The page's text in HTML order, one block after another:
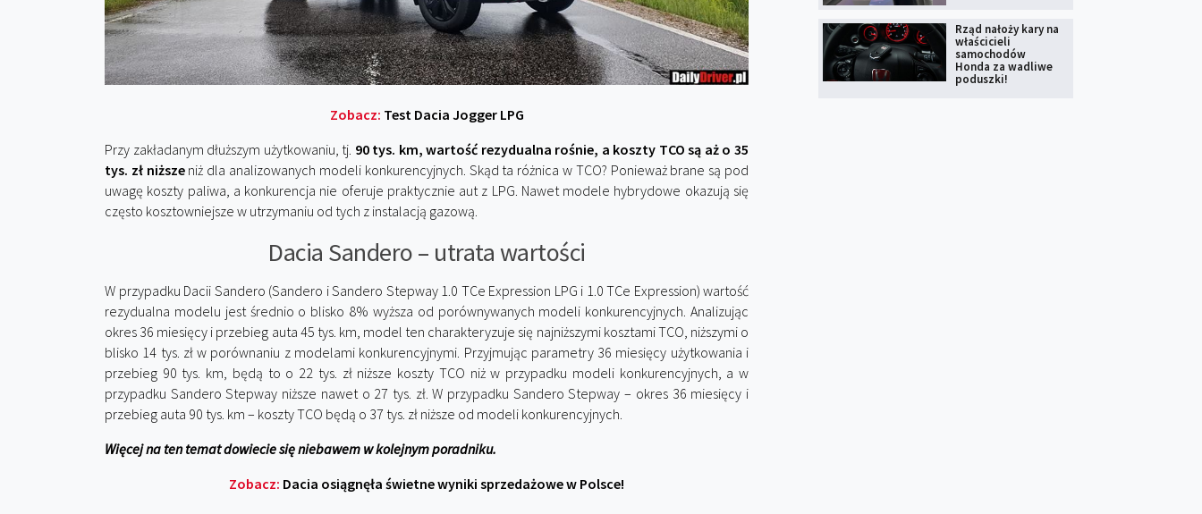
Zobacz: Test Dacia Jogger LPG
Przy zakładanym dłuższym użytkowaniu, tj. 90 tys. km, wartość rezydualna rośnie, a koszty TCO są aż o 35
tys. zł niższeniż dla analizowanych modeli konkurencyjnych. Skąd ta różnica w TCO? Ponieważ brane są pod
uwagę koszty paliwa, a konkurencja nie oferuje praktycznie aut z LPG. Nawet modele hybrydowe okazują się
często kosztowniejsze w utrzymaniu od tych z instalacją gazową.
Dacia Sandero – utrata wartości
W przypadku Dacii Sandero (Sandero i Sandero Stepway 1.0 TCe Expression LPG i 1.0 TCe Expression) wartość
rezydualna modelu jest średnio o blisko 8% wyższa od porównywanych modeli konkurencyjnych. Analizując
okres 36 miesięcy i przebieg auta 45 tys. km, model ten charakteryzuje się najniższymi kosztami TCO, niższymi o
blisko 14 tys. zł w porównaniu z modelami konkurencyjnymi. Przyjmując parametry 36 miesięcy użytkowania i
przebieg 90 tys. km, będą to o 22 tys. zł niższe koszty TCO niż w przypadku modeli konkurencyjnych, a w
przypadku Sandero Stepway niższe nawet o 27 tys. zł. W przypadku Sandero Stepway – okres 36 miesięcy i
przebieg auta 90 tys. km – koszty TCO będą o 37 tys. zł niższe od modeli konkurencyjnych.
Więcej na ten temat dowiecie się niebawem w kolejnym poradniku.
Zobacz: Dacia osiągnęła świetne wyniki sprzedażowe w Polsce!
Rząd nałoży kary na
właścicieli
samochodów
Honda za wadliwe
poduszki!